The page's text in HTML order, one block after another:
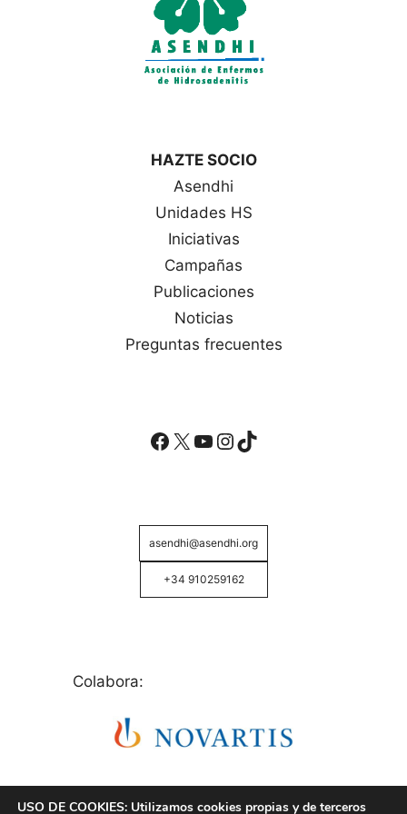
HAZTE SOCIO
Asendhi
Unidades HS
Iniciativas
Campañas
Publicaciones
Noticias
Preguntas frecuentes
Facebook
X YouTube
Instagram
TikTok
asendhi@asendhi.org
+34 910259162
Colabora:
USO DE COOKIES: Utilizamos cookies propias y de terceros